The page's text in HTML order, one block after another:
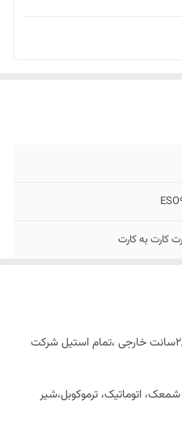
کارت به کارت
بخاری قارچی مخزن دار،ارتفاع۲متر، ۲/۲۰سانت خارجی ،تمام استیل شرکت
اتوماتیک، ترموکوبل،شیر